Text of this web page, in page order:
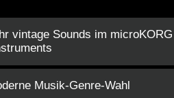
vintage Sounds im
Musik-Genre-Wahl